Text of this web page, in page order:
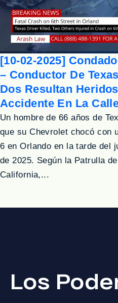
[10-02-2025]
– Conductor De
Dos Resultan
Accidente En La
Un hombre de 66 años de
que su Chevrolet chocó con
6 en Orlando en la tarde del
de 2025. Según la Patrulla
California,...
Los